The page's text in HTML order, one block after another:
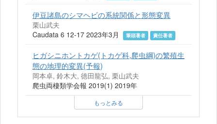
伊豆諸島のシマヘビの系統関係と形態変異
栗山武夫
Caudata 6 12-17 2023年3月
筆頭著者 責任著者
ヒガシニホントカゲ(トカゲ科,爬虫綱)の繁殖生
態の地理的変異(予報)
岡本卓, 鈴木大, 徳田龍弘, 栗山武夫
爬虫両棲類学会報 2019(1) 2019年
もっとみる